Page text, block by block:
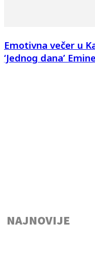
Emotivna večer u
‘Jednog dana’
NAJNOVIJE